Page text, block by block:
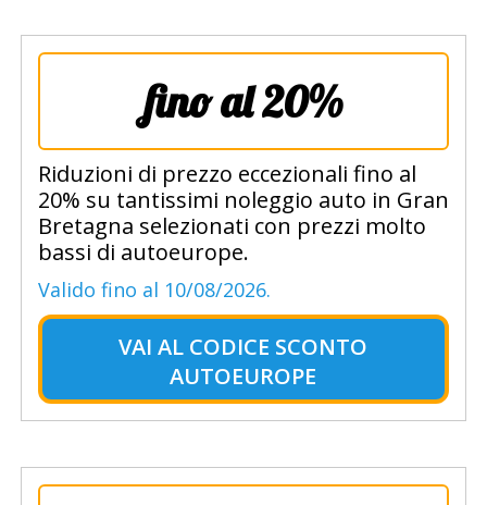
fino al 20%
Riduzioni di prezzo eccezionali fino al
20% su tantissimi noleggio auto in Gran
Bretagna selezionati con prezzi molto
bassi di autoeurope.
Valido fino al 10/08/2026.
VAI AL CODICE SCONTO
AUTOEUROPE